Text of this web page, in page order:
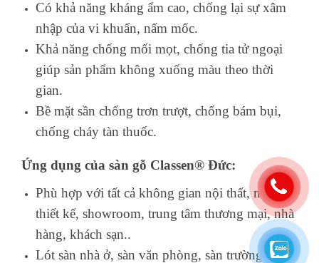
Có khả năng kháng ẩm cao, chống lại sự xâm
nhập của vi khuẩn, nấm mốc.
Khả năng chống mối mọt, chống tia tử ngoại
giúp sản phẩm không xuống màu theo thời
gian.
Bề mặt sần chống trơn trượt, chống bám bụi,
chống cháy tàn thuốc.
Ứng dụng của sàn gỗ Classen® Đức:
Phù hợp với tất cả không gian nội thất, mẫu
thiết kế, showroom, trung tâm thương mại, nhà
hàng, khách sạn..
Lót sàn nhà ở, sàn văn phòng, sàn trường học